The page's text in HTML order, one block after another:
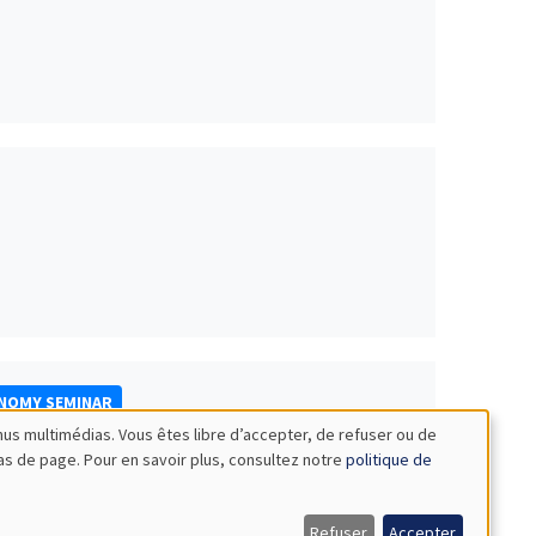
SEMINAR
multimédias. Vous êtes libre d’accepter, de refuser ou de
de page. Pour en savoir plus, consultez notre politique de